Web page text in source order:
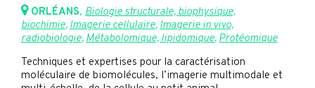
ORLÉANS, Biologie structurale, biophysique,
biochimie, Imagerie cellulaire, Imagerie in vivo,
radiobiologie, Métabolomique, lipidomique, Protéomique
Techniques et expertises pour la caractérisation
moléculaire de biomolécules, l’imagerie multimodale et